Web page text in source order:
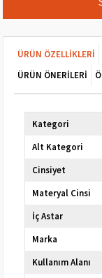
ÜRÜN ÖZELLIKLERI
ÜRÜN ÖNERILERI
Kategori
Alt Kategori
Cinsiyet
Materyal Cinsi
İç Astar
Marka
Kullanım Alanı